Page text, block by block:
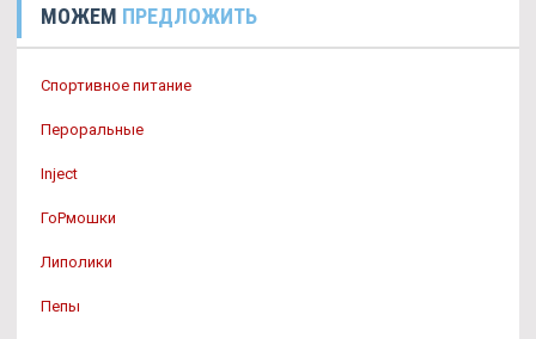
МОЖЕМ ПРЕДЛОЖИТЬ
Спортивное питание
Пероральные
Inject
ГоРмошки
Липолики
Пепы